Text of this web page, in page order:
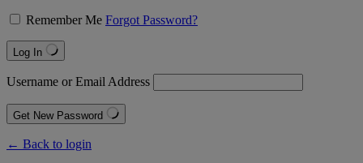
Remember Me Forgot Password?
Log In
Username or Email Address
Get New Password
← Back to login